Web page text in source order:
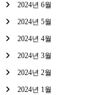
2024년 6월
2024년 5월
2024년 4월
2024년 3월
2024년 2월
2024년 1월